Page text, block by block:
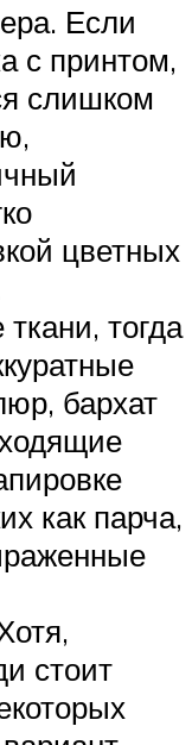
Если
с принтом,
слишком
цветных
тогда
бархат
как парча,
стоит